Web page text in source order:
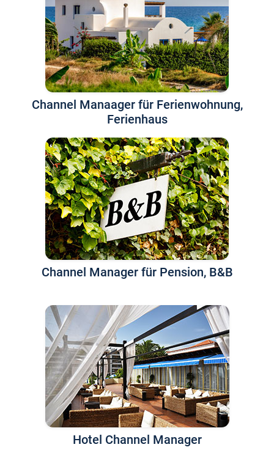
Channel Manaager für Ferienwohnung,
Ferienhaus
Channel Manager für Pension, B&B
Hotel Channel Manager